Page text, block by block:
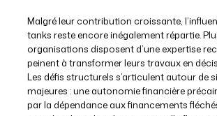
Malgré leur contribution croissante,
tanks reste encore inégalement répartie.
organisations disposent d’une expertise
peinent à transformer leurs travaux en
Les défis structurels s’articulent autour de
majeures : une autonomie financière
par la dépendance aux financements